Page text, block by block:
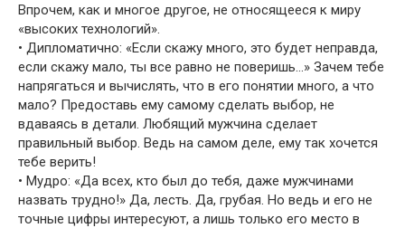
Впрочем, как и многое другое, не относящееся к миру
«высоких технологий».
• Дипломатично: «Если скажу много, это будет неправда,
если скажу мало, ты все равно не поверишь…» Зачем тебе
напрягаться и вычислять, что в его понятии много, а что
мало? Предоставь ему самому сделать выбор, не
вдаваясь в детали. Любящий мужчина сделает
правильный выбор. Ведь на самом деле, ему так хочется
тебе верить!
• Мудро: «Да всех, кто был до тебя, даже мужчинами
назвать трудно!» Да, лесть. Да, грубая. Но ведь и его не
точные цифры интересуют, а лишь только его место в